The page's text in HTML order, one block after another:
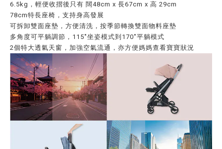
6.5kg，輕便收摺後只有 闊48cm x 長67cm x 高 29cm
78cm特長座椅，支持身高發展
可拆卸雙面座墊，方便清洗，按季節轉換雙面物料座墊
多角度可平躺調節，115˚坐姿模式到170˚平躺模式
2個特大透氣天窗，加強空氣流通，亦方便媽媽查看寶寶狀況